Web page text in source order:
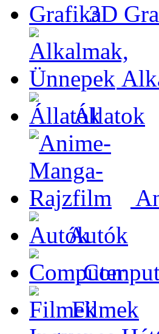
3D
Állatok
Autók
Filmek